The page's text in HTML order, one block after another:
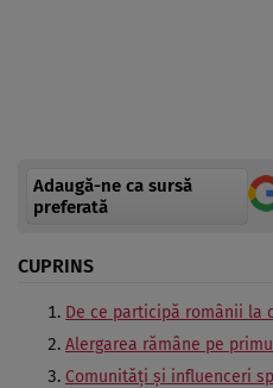
Adaugă-ne ca sursă
preferată
CUPRINS
De ce participă românii la
Alergarea rămâne pe
Comunități și influenceri